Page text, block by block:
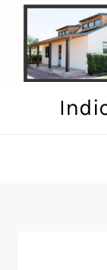
Skip
content